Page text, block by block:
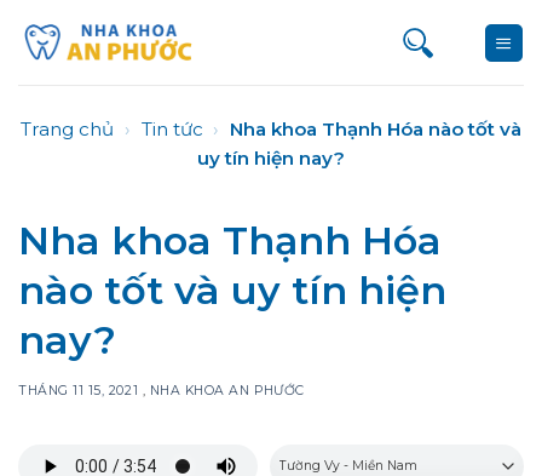
qua
Trang chủ › Tin tức › Nha khoa Thạnh Hóa nào tốt và
uy tín hiện nay?
Nha khoa Thạnh Hóa
nào tốt và uy tín hiện
nay?
THÁNG 11 15, 2021 , NHA KHOA AN PHƯỚC